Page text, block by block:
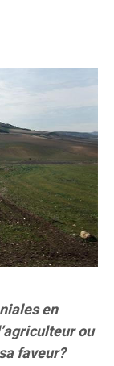
en
ou
faveur?